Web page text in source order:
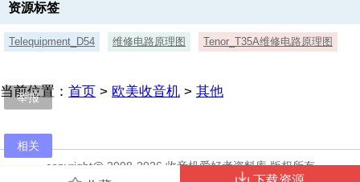
相关
举报
资源标签
Telequipment_D54 维修电路原理图 Tenor_T35A维修电路原理图
当前位置： 首页 > 欧美收音机 > 其他
copyright@ 2008-2026 收音机爱好者资料库 版权所有